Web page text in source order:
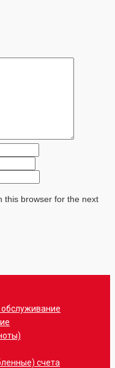
this browser for the next
счета